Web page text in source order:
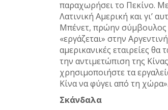
παραχωρήσει το Πεκίνο.
Λατινική Αμερική και γι’
Μπένετ, πρώην σύμβουλος
«εργάζεται» στην
αμερικανικές εταιρείες
την αντιμετώπιση της
χρησιμοποιήστε τα
Κίνα να φύγει από τη χώρα».
Σκάνδαλα